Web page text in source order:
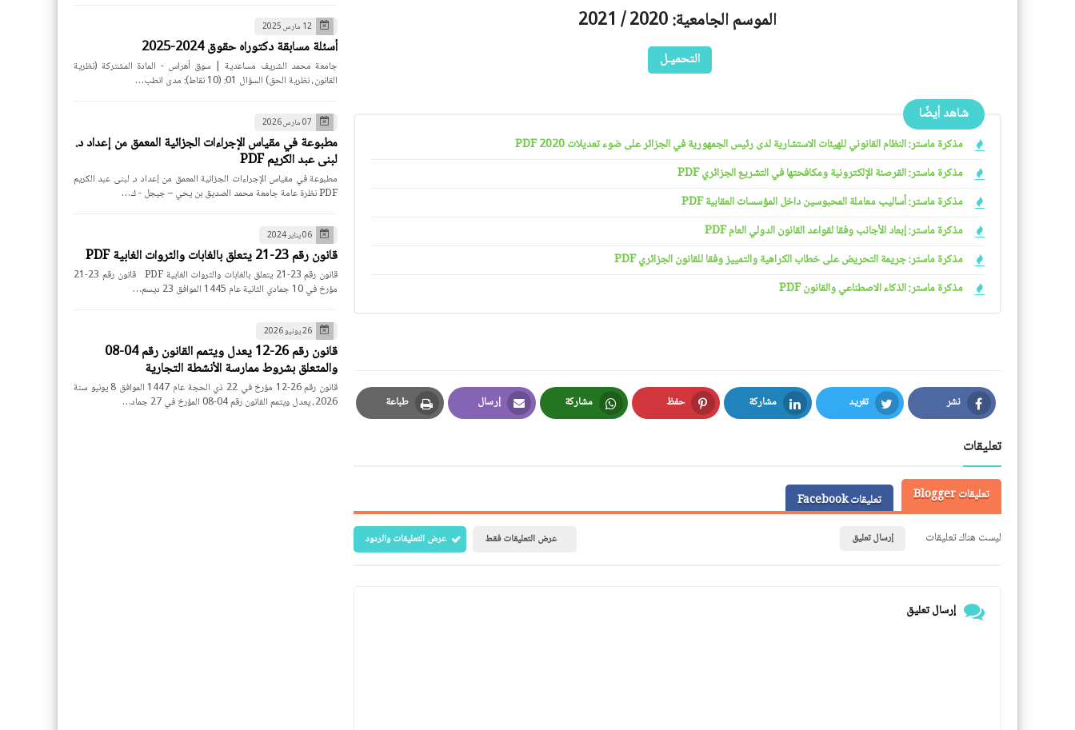
الموسم الجامعية: 2020 / 2021
التحميـل
شاهد أيضًا
مذكرة ماستر: النظام القانوني للهيئات الاستشارية لدى رئيس الجمهورية في الجزائر على ضوء تعديلات 2020 PDF
مذكرة ماستر: القرصنة الإلكترونية ومكافحتها في التشريع الجزائري PDF
مذكرة ماستر: أساليب معاملة المحبوسين داخل المؤسسات العقابية PDF
مذكرة ماستر: إبعاد الأجانب وفقا لقواعد القانون الدولي العام PDF
مذكرة ماستر: جريمة التحريض على خطاب الكراهية والتمييز وفقا للقانون الجزائري PDF
مذكرة ماستر: الذكاء الاصطناعي والقانون PDF
نشر
Facebook
تغريد
Twitter
مشاركة
LinkedIn
حفظ
Pinterest
مشاركة
Whatsapp
إرسال
Email
طباعة
Print
تعليقات
تعليقات Blogger
تعليقات Facebook
ليست هناك تعليقات
إرسال تعليق عرض التعليقات فقط عرض التعليقات والردود
إرسال تعليق
12 مارس 2025
أسئلة مسابقة دكتوراه حقوق 2024-2025
جامعة محمد الشريف مساعدية | سوق أهراس - المادة المشتركة (نظرية
القانون، نظرية الحق) السؤال 01: (10 نقاط): مدى انطب…
07 مارس 2026
مطبوعة في مقياس الإجراءات الجزائية المعمق من إعداد د.
لبنى عبد الكريم PDF
مطبوعة في مقياس الإجراءات الجزائية المعمق من إعداد د. لبنى عبد الكريم
PDF نظرة عامة جامعة محمد الصديق بن يحي – جيجل - ك…
06 يناير 2024
قانون رقم 23-21 يتعلق بالغابات والثروات الغابية PDF
قانون رقم 23-21 يتعلق بالغابات والثروات الغابية PDF قانون رقم 23-21
مؤرخ في 10 جمادي الثانية عام 1445 الموافق 23 ديسم…
26 يونيو 2026
قانون رقم 26-12 يعدل ويتمم القانون رقم 04-08
والمتعلق بشروط ممارسة الأنشطة التجارية
قانون رقم 26-12 مؤرخ في 22 ذي الحجة عام 1447 الموافق 8 يونيو سنة
2026، يعدل ويتمم القانون رقم 04-08 المؤرخ في 27 جماد…